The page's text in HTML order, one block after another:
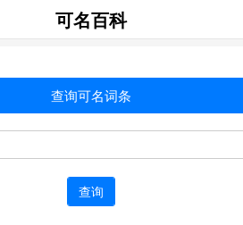
可名百科
查询
查询可名词条